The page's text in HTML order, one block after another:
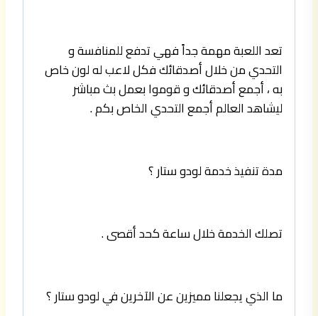
تعد اللعبة مهمة جداً فهي تدفع للمنافسة و
التحدي من خلال أصدقائك فكل لاعب له لون خاص
به ، أجمع أصدقائك و قوموا بعمل بث مباشر
ليشاهد العالم أجمع التحدي الخاص بكم .
مدة تنفيذ خدمة لودو ستار ؟
تصلك الخدمة خلال ساعة كحد أقصى .
ما الذي يجعلنا مميزين عن الآخرين في لودو ستار ؟